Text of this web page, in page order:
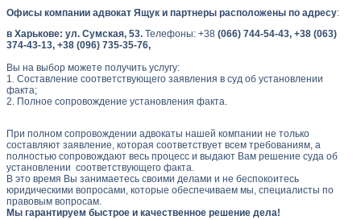
Офисы компании адвокат Ящук и партнеры расположены по адресу:
в Харькове: ул. Сумская, 53. Телефоны: +38 (066) 744-54-43, +38 (063)
374-43-13, +38 (096) 735-35-76,
Вы на выбор можете получить услугу:
1. Составление соответствующего заявления в суд об установлении
факта;
2. Полное сопровождение установления факта.
При полном сопровождении адвокаты нашей компании не только
составляют заявление, которая соответствует всем требованиям, а
полностью сопровождают весь процесс и выдают Вам решение суда об
установлении соответствующего факта.
В это время Вы занимаетесь своими делами и не беспокоитесь
юридическими вопросами, которые обеспечиваем мы, специалисты по
правовым вопросам.
Мы гарантируем быстрое и качественное решение дела!